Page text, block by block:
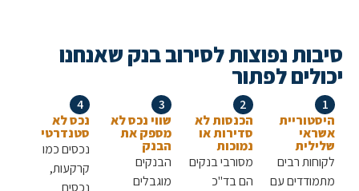
נפוצות לסירוב בנק שאנחנו
לפתור
רבים
עם
הכנסות לא
סדירות או
מסורבי בנקים
הם בד"כ
שווי נכס לא
מספק את
הבנקים
נכס לא
סטנדרטי
נכסים כמו
קרקעות,